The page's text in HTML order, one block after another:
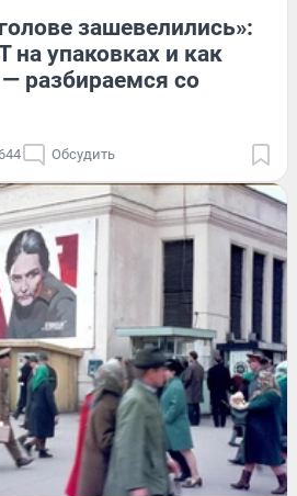
зашевелились»:
на упаковках и как
разбираемся со
644 Обсудить